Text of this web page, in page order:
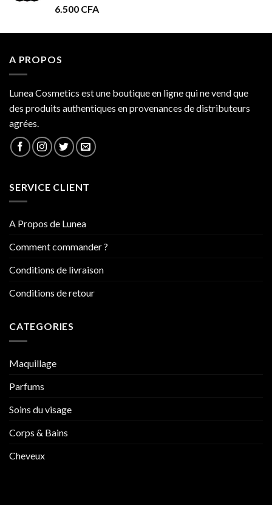
6.500 CFA
A PROPOS
Lunea Cosmetics est une boutique en ligne qui ne vend que
des produits authentiques en provenances de distributeurs
agrées.
SERVICE CLIENT
A Propos de Lunea
Comment commander ?
Conditions de livraison
Conditions de retour
CATEGORIES
Maquillage
Parfums
Soins du visage
Corps & Bains
Cheveux